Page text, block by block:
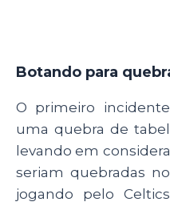
Botando para
O primeiro
uma quebra de
levando em
seriam quebradas
jogando pelo